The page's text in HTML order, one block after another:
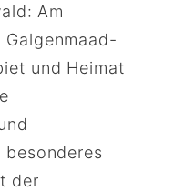
Am
und Heimat
der